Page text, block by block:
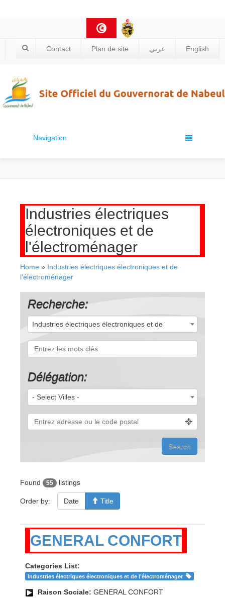
Contact Plan de site عربي English
Navigation
Industries électriques
électroniques et de
l'électroménager
Home » Industries électriques électroniques et de
l'électroménager
Recherche:
Industries électriques électroniques et de
l'électroménager (55)
Délégation:
- Select Villes -
Found 55 listings
Order by: Date Title
GENERAL CONFORT
Categories List:
Industries électriques électroniques et de l'électroménager
Raison Sociale: GENERAL CONFORT